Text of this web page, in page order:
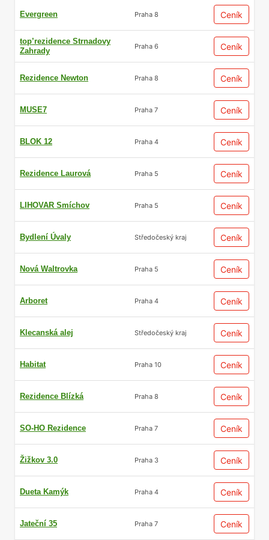
Evergreen Praha 8 Ceník
top’rezidence Strnadovy
Zahrady
Praha 6 Ceník
Rezidence Newton Praha 8 Ceník
MUSE7 Praha 7 Ceník
BLOK 12 Praha 4 Ceník
Rezidence Laurová Praha 5 Ceník
LIHOVAR Smíchov Praha 5 Ceník
Bydlení Úvaly Středočeský kraj Ceník
Nová Waltrovka Praha 5 Ceník
Arboret Praha 4 Ceník
Klecanská alej Středočeský kraj Ceník
Habitat Praha 10 Ceník
Rezidence Blízká Praha 8 Ceník
SO-HO Rezidence Praha 7 Ceník
Žižkov 3.0 Praha 3 Ceník
Dueta Kamýk Praha 4 Ceník
Jateční 35 Praha 7 Ceník